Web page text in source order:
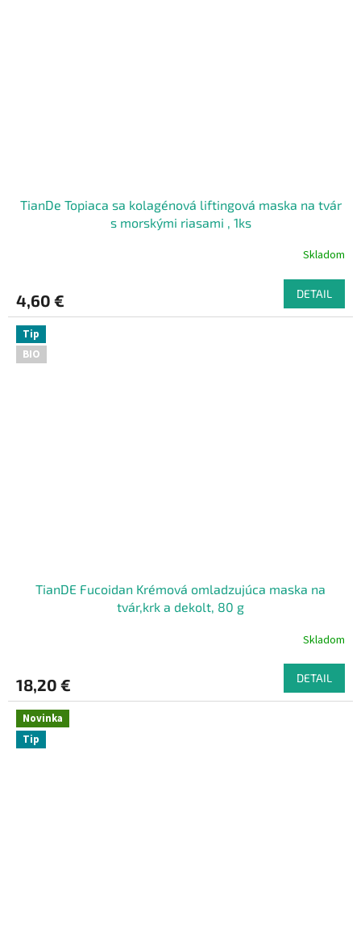
TianDe Topiaca sa kolagénová liftingová maska na tvár
s morskými riasami , 1ks
Skladom
4,60 € DETAIL
Tip
BIO
TianDE Fucoidan Krémová omladzujúca maska na
tvár,krk a dekolt, 80 g
Skladom
18,20 € DETAIL
Novinka
Tip